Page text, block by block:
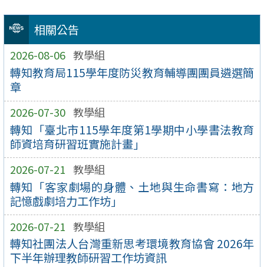
相關公告
2026-08-06 教學組
轉知教育局115學年度防災教育輔導團團員遴選簡
章
2026-07-30 教學組
轉知「臺北市115學年度第1學期中小學書法教育
師資培育研習班實施計畫」
2026-07-21 教學組
轉知「客家劇場的身體、土地與生命書寫：地方
記憶戲劇培力工作坊」
2026-07-21 教學組
轉知社團法人台灣重新思考環境教育協會 2026年
下半年辦理教師研習工作坊資訊